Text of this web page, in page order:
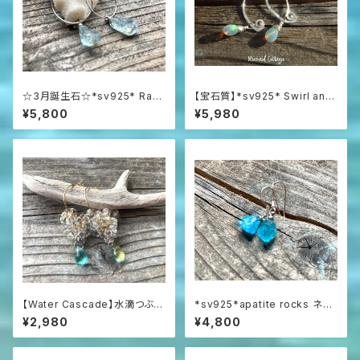
☆3月誕生石☆*sv925* Raw
Aquamarine アクアマリン原石
の一粒ピアス
¥5,800
【宝石質】*sv925* Swirl and
Opal プレシャスオパールの渦
巻きピアス☆AAAAA
¥5,980
【Water Cascade】水滴つぶつ
ぶガラスと海の雫のフープピア
ス
¥2,980
*sv925*apatite rocks ネオ
ンブルーアパタイト原石の一粒
ピアス
¥4,800